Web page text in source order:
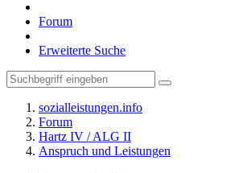
Forum
Erweiterte Suche
sozialleistungen.info
Forum
Hartz IV / ALG II
Anspruch und Leistungen